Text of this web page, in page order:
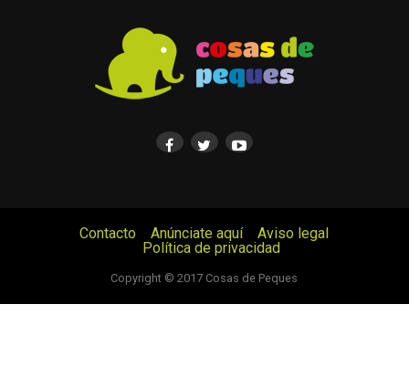
Contacto Anúnciate aquí
Aviso legal
Política de privacidad
Copyright © 2017 Cosas de Peques